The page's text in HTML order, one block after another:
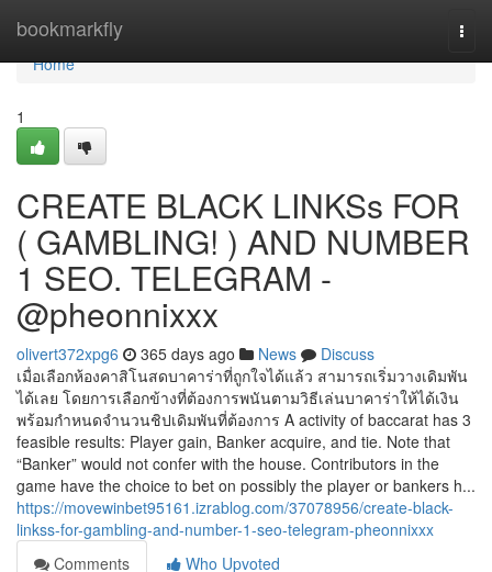
bookmarkfly
Home
Home
1
CREATE BLACK LINKSs FOR
( GAMBLING! ) AND NUMBER
1 SEO. TELEGRAM -
@pheonnixxx
olivert372xpg6 365 days ago News
Discuss
เมื่อเลือกห้องคาสิโนสดบาคาร่าที่ถูกใจได้แล้ว สามารถเริ่มวางเดิมพัน
ได้เลย โดยการเลือกข้างที่ต้องการพนันตามวิธีเล่นบาคาร่าให้ได้เงิน
พร้อมกำหนดจำนวนชิปเดิมพันที่ต้องการ A activity of baccarat has 3
feasible results: Player gain, Banker acquire, and tie. Note that
“Banker” would not confer with the house. Contributors in the
game have the choice to bet on possibly the player or bankers h...
https://movewinbet95161.izrablog.com/37078956/create-black-
linkss-for-gambling-and-number-1-seo-telegram-pheonnixxx
Comments
Who Upvoted